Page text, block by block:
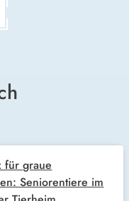
für graue
Seniorentiere im